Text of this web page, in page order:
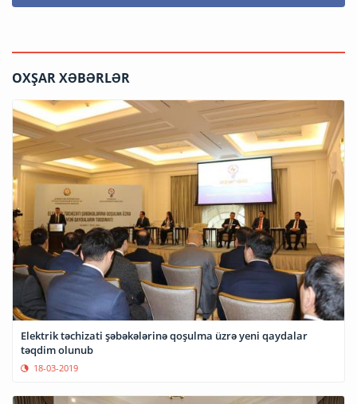
OXŞAR XƏBƏRLƏR
Elektrik təchizati şəbəkələrinə qoşulma üzrə yeni qaydalar
təqdim olunub
18-03-2019